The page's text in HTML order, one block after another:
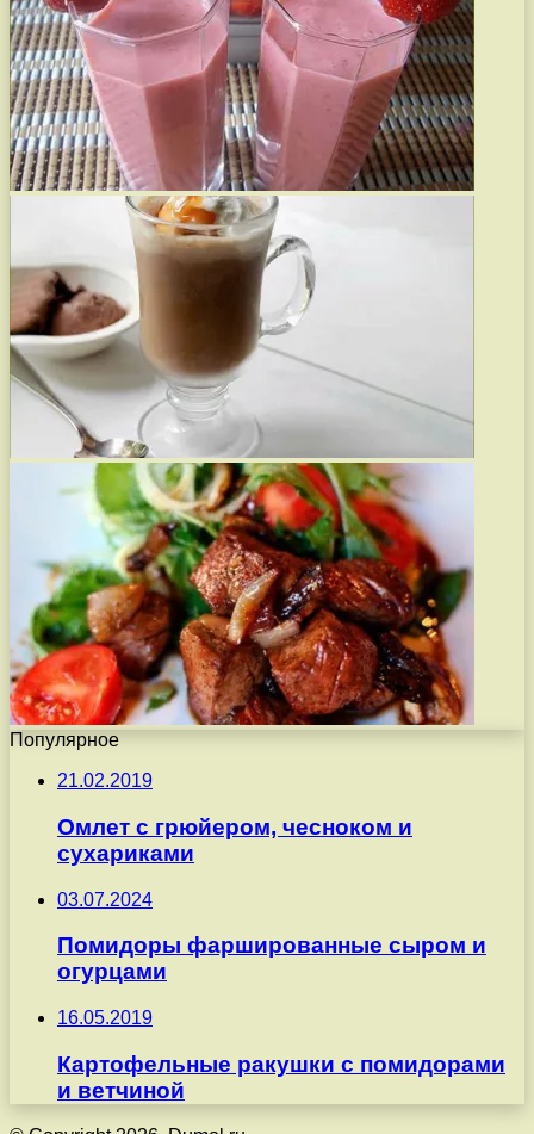
Популярное
21.02.2019
Омлет с грюйером, чесноком и
сухариками
03.07.2024
Помидоры фаршированные сыром и
огурцами
16.05.2019
Картофельные ракушки с помидорами
и ветчиной